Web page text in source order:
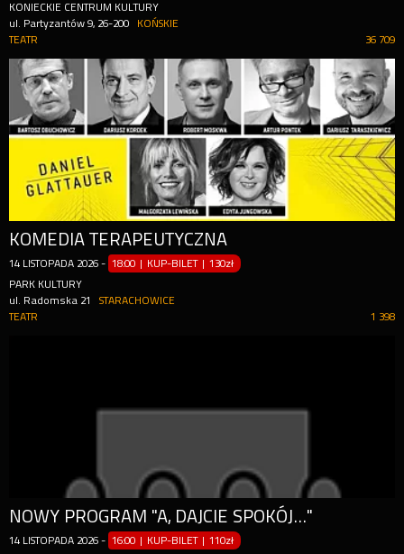
KONIECKIE CENTRUM KULTURY
ul. Partyzantów 9, 26-200
KOŃSKIE
36 709
TEATR
KOMEDIA TERAPEUTYCZNA
14 LISTOPADA 2026 - 18:00 | KUP-BILET |130zł
PARK KULTURY
ul. Radomska 21
STARACHOWICE
1 398
TEATR
NOWY PROGRAM "A, DAJCIE SPOKÓJ..."
14 LISTOPADA 2026 - 16:00 | KUP-BILET |110zł